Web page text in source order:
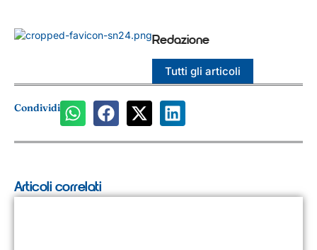
Redazione
Tutti gli articoli
Condividi
Articoli correlati